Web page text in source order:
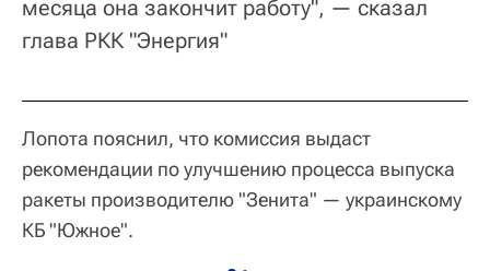
месяца она закончит работу", — сказал
глава РКК "Энергия"
Лопота пояснил, что комиссия выдаст
рекомендации по улучшению процесса выпуска
ракеты производителю "Зенита" — украинскому
КБ "Южное".